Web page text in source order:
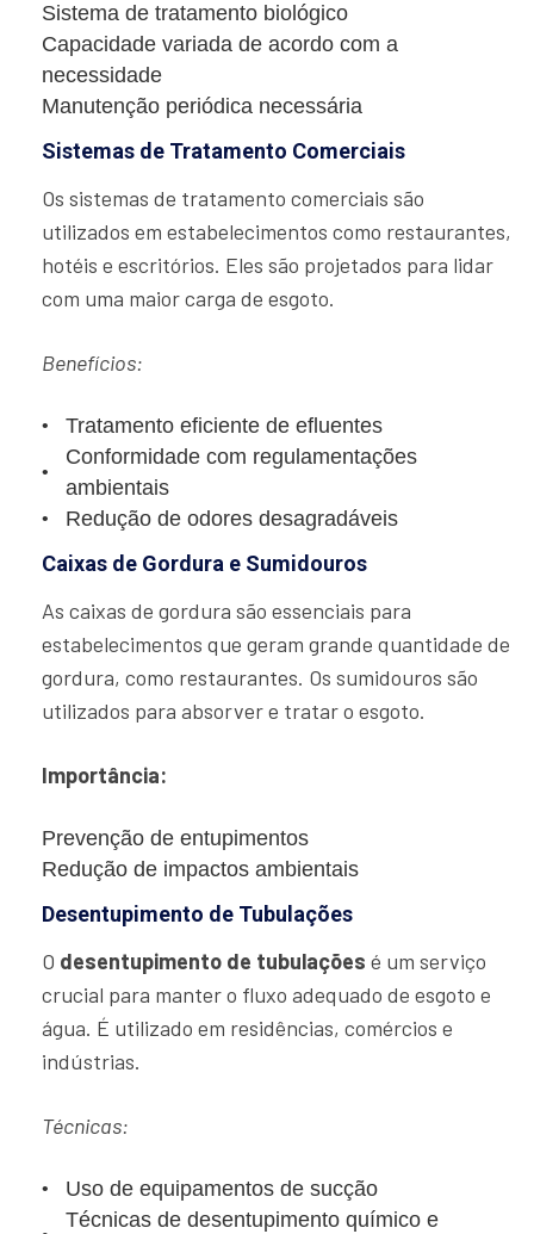
Sistema de tratamento biológico
Capacidade variada de acordo com a
necessidade
Manutenção periódica necessária
Sistemas de Tratamento Comerciais
Os sistemas de tratamento comerciais são
utilizados em estabelecimentos como restaurantes,
hotéis e escritórios. Eles são projetados para lidar
com uma maior carga de esgoto.
Benefícios:
Tratamento eficiente de efluentes
Conformidade com regulamentações
ambientais
Redução de odores desagradáveis
Caixas de Gordura e Sumidouros
As caixas de gordura são essenciais para
estabelecimentos que geram grande quantidade de
gordura, como restaurantes. Os sumidouros são
utilizados para absorver e tratar o esgoto.
Importância:
Prevenção de entupimentos
Redução de impactos ambientais
Desentupimento de Tubulações
O desentupimento de tubulações é um serviço
crucial para manter o fluxo adequado de esgoto e
água. É utilizado em residências, comércios e
indústrias.
Técnicas:
Uso de equipamentos de sucção
Técnicas de desentupimento químico e